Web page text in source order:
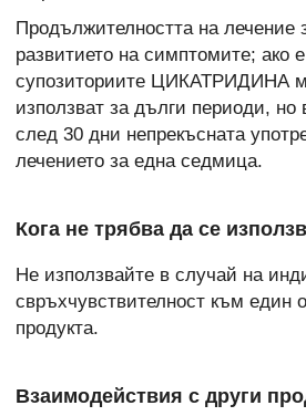
Продължителността на лечение
развитието на симптомите; ако
супозиториите ЦИКАТРИДИНА
използват за дълги периоди, но
след 30 дни непрекъсната
лечението за една седмица.
Кога не трябва да се
Не използвайте в случай на
свръхчувствителност към един
продукта.
Взаимодействия с други